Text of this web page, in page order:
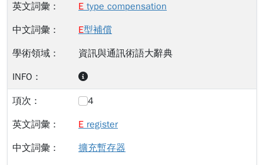
E type compensation
E型補償
資訊與通訊術語大辭典
4
E register
擴充暫存器